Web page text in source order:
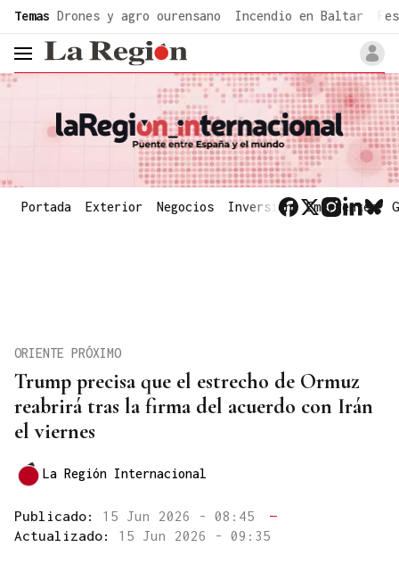
Temas Drones y agro ourensano Incendio en Baltar
header.menu.open
Portada Exterior Negocios Inversión Emergentes
Trump precisa que el estrecho de Ormuz
reabrirá tras la firma del acuerdo con Irán
el viernes
ORIENTE PRÓXIMO
La Región Internacional
Publicado: 15 Jun 2026 - 08:45
—
Actualizado: 15 Jun 2026 - 09:35